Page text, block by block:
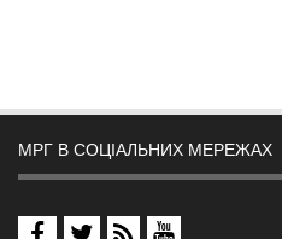
МРГ В СОЦІАЛЬНИХ МЕРЕЖАХ